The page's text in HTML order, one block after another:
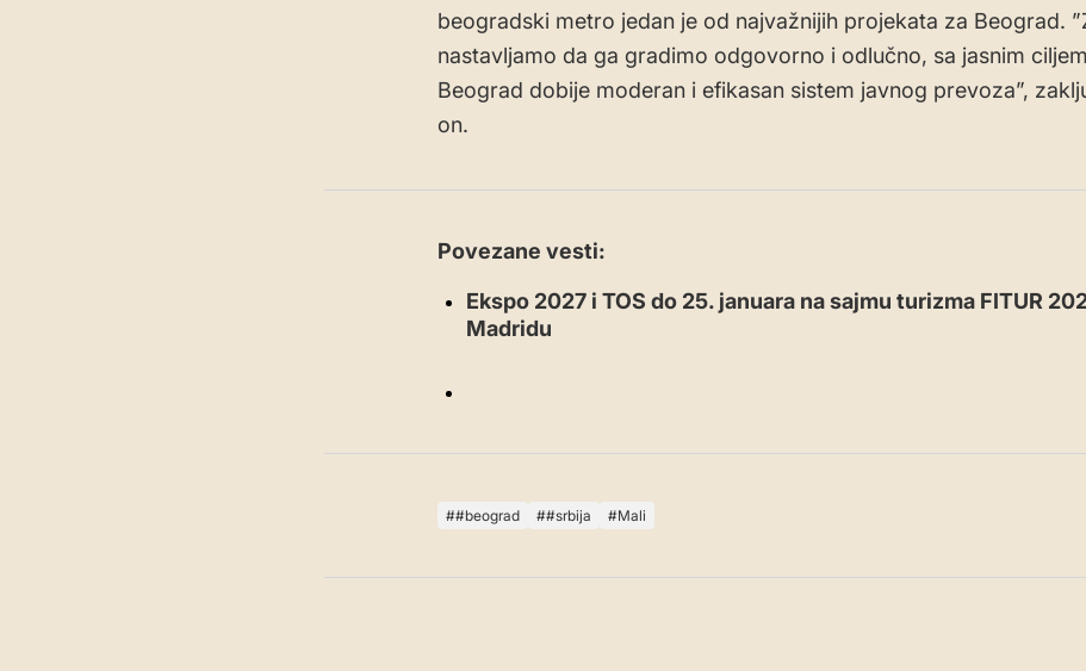
beogradski metro jedan je od najvažnijih projekata za Beograd.
nastavljamo da ga gradimo odgovorno i odlučno, sa jasnim
Beograd dobije moderan i efikasan sistem javnog prevoza”,
on.
Povezane vesti:
Ekspo 2027 i TOS do 25. januara na sajmu turizma FITUR
Madridu
#beograd #srbija Mali